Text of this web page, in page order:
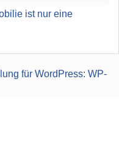
ist nur eine
für WordPress: WP-